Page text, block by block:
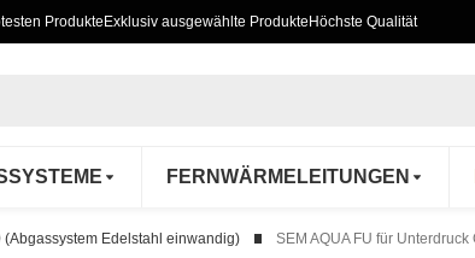
Produkte Exklusiv ausgewählte Produkte Höchste Qualität
FERNWÄRMELEITUNGEN
(Abgassystem Edelstahl einwandig) SEM AQUA FU für